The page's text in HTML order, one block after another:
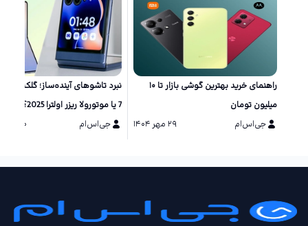
راهنمای خرید بهترین گوشی بازار تا ۱۰
میلیون تومان
جی‌اس‌ام
۲۹ مهر ۱۴۰۴
نبرد تاشو‌های آینده‌ساز؛ گلکسی زد
7 یا موتورولا ریزر اولترا 2025؟
جی‌اس‌ام
۲۰ مرداد ۱۴۰۴